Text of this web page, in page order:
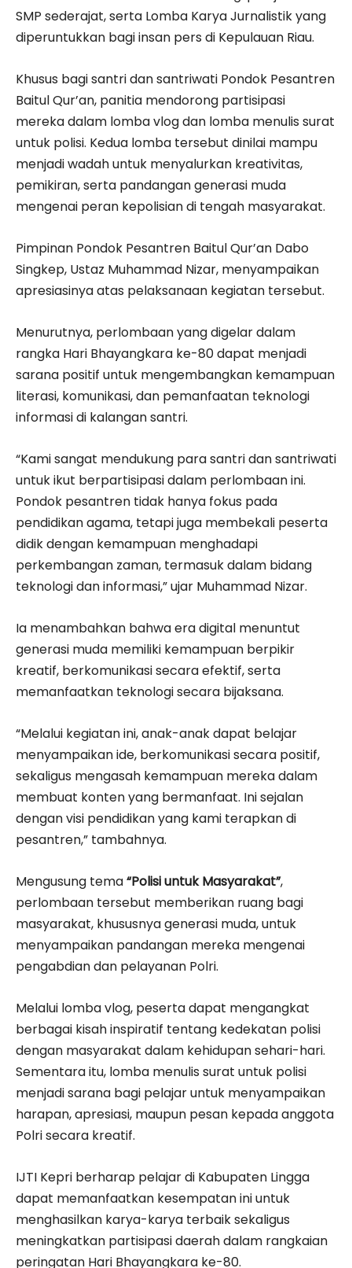
SMP sederajat, serta Lomba Karya Jurnalistik yang
diperuntukkan bagi insan pers di Kepulauan Riau.
Khusus bagi santri dan santriwati Pondok Pesantren
Baitul Qur’an, panitia mendorong partisipasi
mereka dalam lomba vlog dan lomba menulis surat
untuk polisi. Kedua lomba tersebut dinilai mampu
menjadi wadah untuk menyalurkan kreativitas,
pemikiran, serta pandangan generasi muda
mengenai peran kepolisian di tengah masyarakat.
Pimpinan Pondok Pesantren Baitul Qur’an Dabo
Singkep, Ustaz Muhammad Nizar, menyampaikan
apresiasinya atas pelaksanaan kegiatan tersebut.
Menurutnya, perlombaan yang digelar dalam
rangka Hari Bhayangkara ke-80 dapat menjadi
sarana positif untuk mengembangkan kemampuan
literasi, komunikasi, dan pemanfaatan teknologi
informasi di kalangan santri.
“Kami sangat mendukung para santri dan santriwati
untuk ikut berpartisipasi dalam perlombaan ini.
Pondok pesantren tidak hanya fokus pada
pendidikan agama, tetapi juga membekali peserta
didik dengan kemampuan menghadapi
perkembangan zaman, termasuk dalam bidang
teknologi dan informasi,” ujar Muhammad Nizar.
Ia menambahkan bahwa era digital menuntut
generasi muda memiliki kemampuan berpikir
kreatif, berkomunikasi secara efektif, serta
memanfaatkan teknologi secara bijaksana.
“Melalui kegiatan ini, anak-anak dapat belajar
menyampaikan ide, berkomunikasi secara positif,
sekaligus mengasah kemampuan mereka dalam
membuat konten yang bermanfaat. Ini sejalan
dengan visi pendidikan yang kami terapkan di
pesantren,” tambahnya.
Mengusung tema“Polisi untuk Masyarakat”,
perlombaan tersebut memberikan ruang bagi
masyarakat, khususnya generasi muda, untuk
menyampaikan pandangan mereka mengenai
pengabdian dan pelayanan Polri.
Melalui lomba vlog, peserta dapat mengangkat
berbagai kisah inspiratif tentang kedekatan polisi
dengan masyarakat dalam kehidupan sehari-hari.
Sementara itu, lomba menulis surat untuk polisi
menjadi sarana bagi pelajar untuk menyampaikan
harapan, apresiasi, maupun pesan kepada anggota
Polri secara kreatif.
IJTI Kepri berharap pelajar di Kabupaten Lingga
dapat memanfaatkan kesempatan ini untuk
menghasilkan karya-karya terbaik sekaligus
meningkatkan partisipasi daerah dalam rangkaian
peringatan Hari Bhayangkara ke-80.